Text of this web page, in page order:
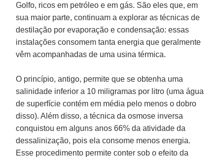
Golfo, ricos em petróleo e em gás. São eles que, em
sua maior parte, continuam a explorar as técnicas de
destilação por evaporação e condensação: essas
instalações consomem tanta energia que geralmente
vêm acompanhadas de uma usina térmica.
O princípio, antigo, permite que se obtenha uma
salinidade inferior a 10 miligramas por litro (uma água
de superfície contém em média pelo menos o dobro
disso). Além disso, a técnica da osmose inversa
conquistou em alguns anos 66% da atividade da
dessalinização, pois ela consome menos energia.
Esse procedimento permite conter sob o efeito da